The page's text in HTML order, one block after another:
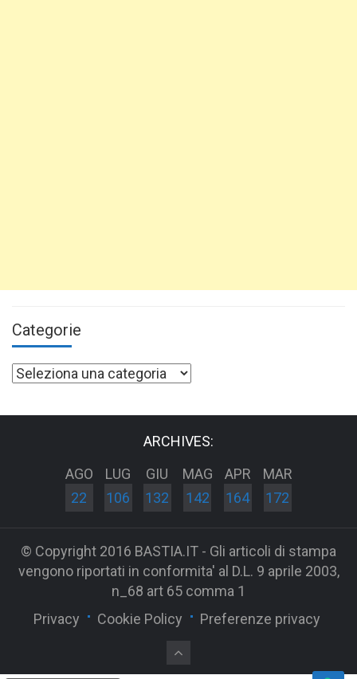
Categorie
Categorie
ARCHIVES:
AGO
22
LUG
106
GIU
132
MAG
142
APR
164
MAR
172
© Copyright 2016 BASTIA.IT - Gli articoli di stampa
vengono riportati in conformita' al D.L. 9 aprile 2003,
n_68 art 65 comma 1
Privacy
Cookie Policy Preferenze privacy